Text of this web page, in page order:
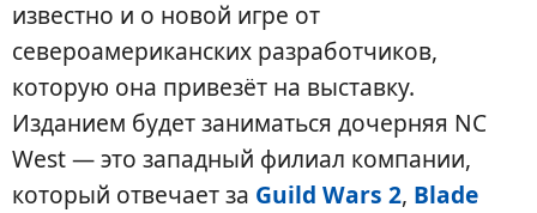
известно и о новой игре от
североамериканских разработчиков,
которую она привезёт на выставку.
Изданием будет заниматься дочерняя NC
West — это западный филиал компании,
который отвечает за Guild Wars 2, Blade